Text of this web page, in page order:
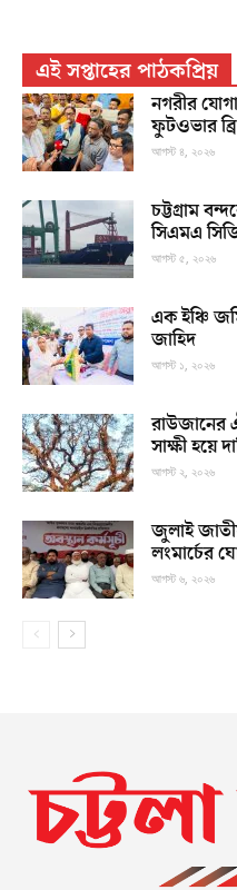
এই সপ্তাহের পাঠকপ্রিয়
নগরীর
ফুটওভার
আগস্ট ৪, ২০২৬
চট্টগ্রাম
সিএমএ
আগস্ট ৫, ২০২৬
এক ইঞ্চি
জাহিদ
আগস্ট ১, ২০২৬
রাউজানের
সাক্ষী
আগস্ট ২, ২০২৬
জুলাই
লংমার্চের
আগস্ট ৬, ২০২৬